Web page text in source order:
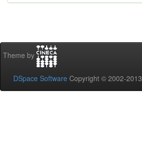
Theme by
DSpace Software Copyright © 2002-2013